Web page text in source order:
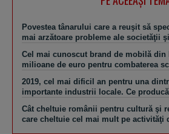
Povestea tânarului care a reuşit să
mai arzătoare probleme ale societăţii
Cel mai cunoscut brand de mobilă din
milioane de euro pentru combaterea
2019, cel mai dificil an pentru una
importante industrii locale. Ce
Cât cheltuie românii pentru cultură şi
care cheltuie cel mai mult pe activităţi